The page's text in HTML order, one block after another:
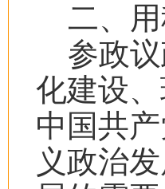
二、
参政
化建设
中国共
义政治